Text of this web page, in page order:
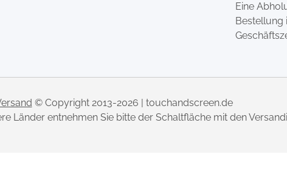
Eine
Bestellung
© Copyright 2013-2026 | touchandscreen.de
Länder entnehmen Sie bitte der Schaltfläche mit den